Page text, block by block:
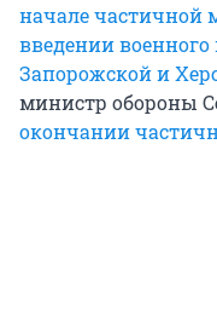
начале частичной
введении
Запорожской и
министр обороны
окончании